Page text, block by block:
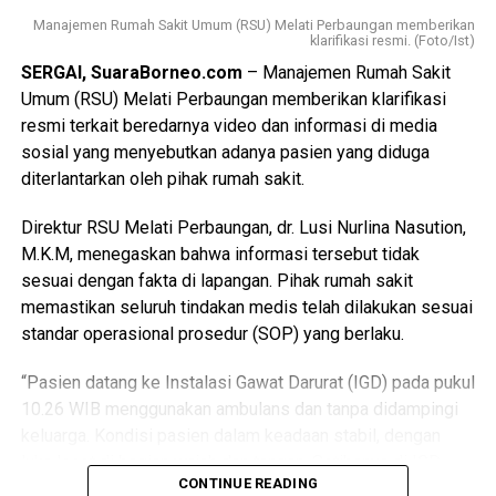
dikumpulkan, penyidik menetapkan seorang tersangka
berinisial A. Namun, karena yang bersangkutan belum
berhasil ditemukan, penyidik telah menerbitkan Daftar
Pencarian Orang (DPO) terhadap tersangka guna
mempercepat proses penegakan hukum.
Saat ini, penyidik masih terus melakukan pencarian
seorang perempuan berinisial LA yang diduga memiliki
keterkaitan dengan perkara, serta mencari keberadaan
mobil Avanza BK 1564 WF yang diketahui telah dijual oleh
salah seorang saksi dalam perkara tersebut.
Kasat Reskrim Polres Serdang Bedagai melalui Kasi
Humas Polres Serdang Bedagai, AKP Bringin Jaya, SH,
MH, menegaskan bahwa pemberitaan yang menyebut
Manajemen Rumah Sakit Umum (RSU) Melati Perbaungan memberikan
klarifikasi resmi. (Foto/Ist)
SERGAI, SuaraBorneo.com – Manajemen Rumah Sakit
Umum (RSU) Melati Perbaungan memberikan klarifikasi
resmi terkait beredarnya video dan informasi di media
sosial yang menyebutkan adanya pasien yang diduga
diterlantarkan oleh pihak rumah sakit.
Direktur RSU Melati Perbaungan, dr. Lusi Nurlina Nasution,
M.K.M, menegaskan bahwa informasi tersebut tidak
sesuai dengan fakta di lapangan. Pihak rumah sakit
memastikan seluruh tindakan medis telah dilakukan sesuai
standar operasional prosedur (SOP) yang berlaku.
“Pasien datang ke Instalasi Gawat Darurat (IGD) pada pukul
10.26 WIB menggunakan ambulans dan tanpa didampingi
luka lecet di bagian wajah dan tangan. Setibanya di IGD,
pasien langsung ditangani oleh petugas medis,” ujar dr.
CONTINUE READING